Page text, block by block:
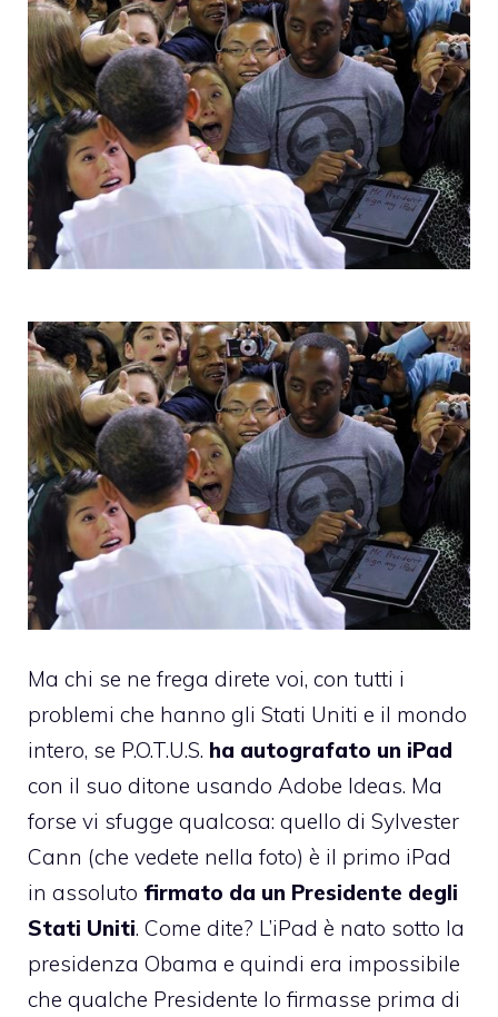
Ma chi se ne frega direte voi, con tutti i
problemi che hanno gli Stati Uniti e il mondo
intero, se P.O.T.U.S. ha autografato un iPad
con il suo ditone usando Adobe Ideas. Ma
forse vi sfugge qualcosa: quello di Sylvester
Cann (che vedete nella foto) è il primo iPad
in assoluto firmato da un Presidente degli
Stati Uniti. Come dite? L’iPad è nato sotto la
presidenza Obama e quindi era impossibile
che qualche Presidente lo firmasse prima di